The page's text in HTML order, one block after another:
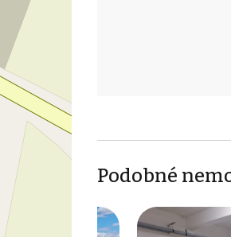
Podobné